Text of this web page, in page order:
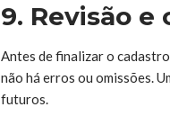
9. Revisão
Antes de finalizar o
não há erros ou omissões.
futuros.